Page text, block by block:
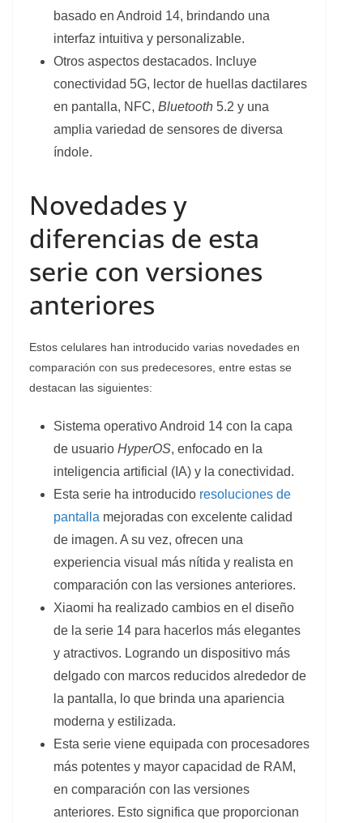
basado en Android 14, brindando una
interfaz intuitiva y personalizable.
Otros aspectos destacados. Incluye
conectividad 5G, lector de huellas dactilares
en pantalla, NFC, Bluetooth 5.2 y una
amplia variedad de sensores de diversa
índole.
Novedades y
diferencias de esta
serie con versiones
anteriores
Estos celulares han introducido varias novedades en
comparación con sus predecesores, entre estas se
destacan las siguientes:
Sistema operativo Android 14 con la capa
de usuario HyperOS, enfocado en la
inteligencia artificial (IA) y la conectividad.
Esta serie ha introducido resoluciones de
pantalla mejoradas con excelente calidad
de imagen. A su vez, ofrecen una
experiencia visual más nítida y realista en
comparación con las versiones anteriores.
Xiaomi ha realizado cambios en el diseño
de la serie 14 para hacerlos más elegantes
y atractivos. Logrando un dispositivo más
delgado con marcos reducidos alrededor de
la pantalla, lo que brinda una apariencia
moderna y estilizada.
Esta serie viene equipada con procesadores
más potentes y mayor capacidad de RAM,
en comparación con las versiones
anteriores. Esto significa que proporcionan